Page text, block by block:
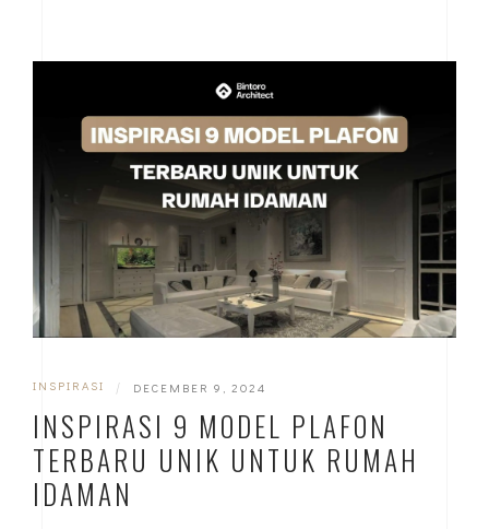
INSPIRASI | DECEMBER 9, 2024
INSPIRASI 9 MODEL PLAFON
TERBARU UNIK UNTUK RUMAH
IDAMAN